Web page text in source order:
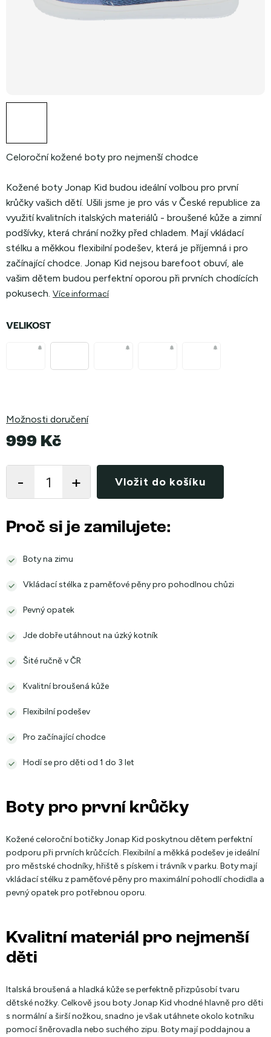
Celoroční kožené boty pro nejmenší chodce
Kožené boty Jonap Kid budou ideální volbou pro první
krůčky vašich dětí. Ušili jsme je pro vás v České republice za
využití kvalitních italských materiálů - broušené kůže a zimní
podšívky, která chrání nožky před chladem. Mají vkládací
stélku a měkkou flexibilní podešev, která je příjemná i pro
začínající chodce. Jonap Kid nejsou barefoot obuví, ale
vašim dětem budou perfektní oporou při prvních chodících
pokusech. Více informací
VELIKOST
Možnosti doručení
999 Kč
cena:
Vložit do košíku
Proč si je zamilujete:
Boty na zimu
Vkládací stélka z paměťové pěny pro pohodlnou chůzi
Pevný opatek
Jde dobře utáhnout na úzký kotník
Šité ručně v ČR
Kvalitní broušená kůže
Flexibilní podešev
Pro začínající chodce
Hodí se pro děti od 1 do 3 let
Boty pro první krůčky
Kožené celoroční botičky Jonap Kid poskytnou dětem perfektní
podporu při prvních krůčcích. Flexibilní a měkká podešev je ideální
pro městské chodníky, hřiště s pískem i trávník v parku. Boty mají
vkládací stélku z paměťové pěny pro maximální pohodlí chodidla a
pevný opatek pro potřebnou oporu.
Kvalitní materiál pro nejmenší
děti
Italská broušená a hladká kůže se perfektně přizpůsobí tvaru
dětské nožky. Celkově jsou boty Jonap Kid vhodné hlavně pro děti
s normální a širší nožkou, snadno je však utáhnete okolo kotníku
pomocí šněrovadla nebo suchého zipu. Boty mají poddajnou a